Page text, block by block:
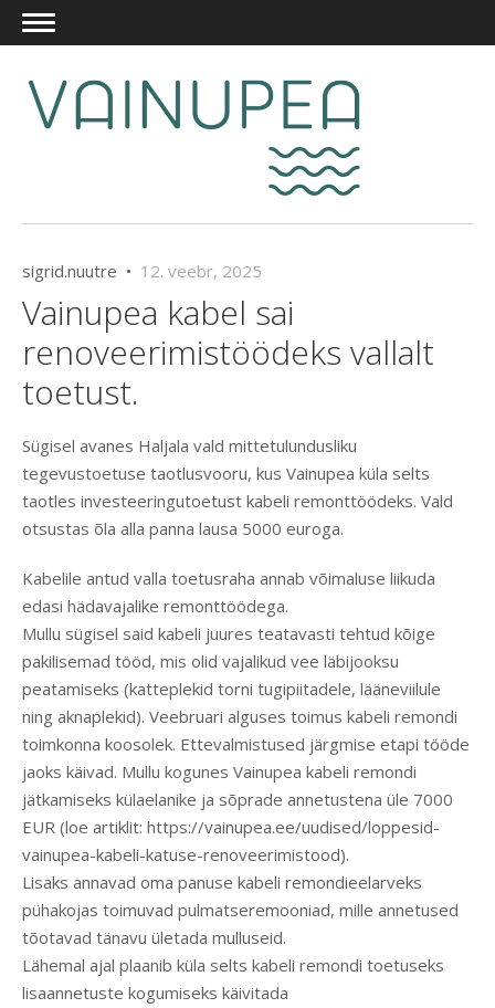
sigrid.nuutre • 12. veebr, 2025
Vainupea kabel sai
renoveerimistöödeks vallalt
toetust.
Sügisel avanes Haljala vald mittetulundusliku
tegevustoetuse taotlusvooru, kus Vainupea küla selts
taotles investeeringutoetust kabeli remonttöödeks. Vald
otsustas õla alla panna lausa 5000 euroga.
Kabelile antud valla toetusraha annab võimaluse liikuda
edasi hädavajalike remonttöödega.
Mullu sügisel said kabeli juures teatavasti tehtud kõige
pakilisemad tööd, mis olid vajalikud vee läbijooksu
peatamiseks (katteplekid torni tugipiitadele, lääneviilule
ning aknaplekid). Veebruari alguses toimus kabeli remondi
toimkonna koosolek. Ettevalmistused järgmise etapi tööde
jaoks käivad. Mullu kogunes Vainupea kabeli remondi
jätkamiseks külaelanike ja sõprade annetustena üle 7000
EUR (loe artiklit: https://vainupea.ee/uudised/loppesid-
vainupea-kabeli-katuse-renoveerimistood).
Lisaks annavad oma panuse kabeli remondieelarveks
pühakojas toimuvad pulmatseremooniad, mille annetused
tõotavad tänavu ületada mulluseid.
Lähemal ajal plaanib küla selts kabeli remondi toetuseks
lisaannetuste kogumiseks käivitada